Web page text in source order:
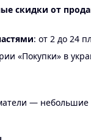
скидки от
: от 2 до 24
«Покупки» в
—